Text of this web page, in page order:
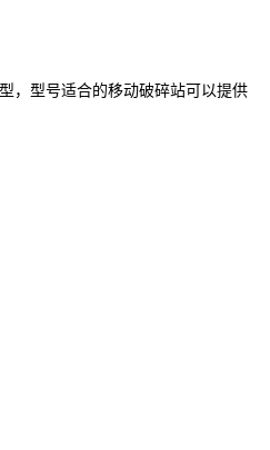
，型号适合的移动破碎站可以提供